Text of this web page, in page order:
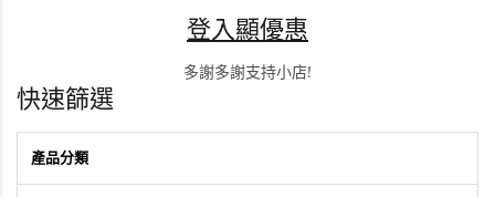
登入顯優惠
多謝多謝支持小店!
快速篩選
產品分類